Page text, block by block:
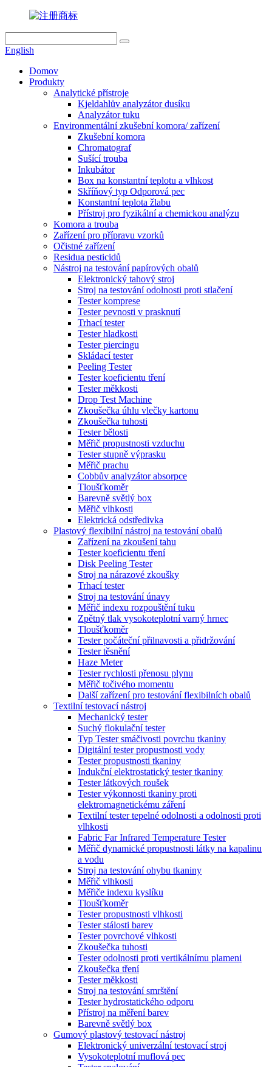
English
Domov
Produkty
Analytické přístroje
Kjeldahlův analyzátor dusíku
Analyzátor tuku
Environmentální zkušební komora/ zařízení
Zkušební komora
Chromatograf
Sušící trouba
Inkubátor
Box na konstantní teplotu a vlhkost
Skříňový typ Odporová pec
Konstantní teplota žlabu
Přístroj pro fyzikální a chemickou analýzu
Komora a trouba
Zařízení pro přípravu vzorků
Očistné zařízení
Residua pesticidů
Nástroj na testování papírových obalů
Elektronický tahový stroj
Stroj na testování odolnosti proti stlačení
Tester komprese
Tester pevnosti v prasknutí
Trhací tester
Tester hladkosti
Tester piercingu
Skládací tester
Peeling Tester
Tester koeficientu tření
Tester měkkosti
Drop Test Machine
Zkoušečka úhlu vlečky kartonu
Zkoušečka tuhosti
Tester bělosti
Měřič propustnosti vzduchu
Tester stupně výprasku
Měřič prachu
Cobbův analyzátor absorpce
Tloušťkoměr
Barevně světlý box
Měřič vlhkosti
Elektrická odstředivka
Plastový flexibilní nástroj na testování obalů
Zařízení na zkoušení tahu
Tester koeficientu tření
Disk Peeling Tester
Stroj na nárazové zkoušky
Trhací tester
Stroj na testování únavy
Měřič indexu rozpouštění tuku
Zpětný tlak vysokoteplotní varný hrnec
Tloušťkoměr
Tester počáteční přilnavosti a přidržování
Tester těsnění
Haze Meter
Tester rychlosti přenosu plynu
Měřič točivého momentu
Další zařízení pro testování flexibilních obalů
Textilní testovací nástroj
Mechanický tester
Suchý flokulační tester
Typ Tester smáčivosti povrchu tkaniny
Digitální tester propustnosti vody
Tester propustnosti tkaniny
Indukční elektrostatický tester tkaniny
Tester látkových roušek
Tester výkonnosti tkaniny proti
elektromagnetickému záření
Textilní tester tepelné odolnosti a odolnosti proti
vlhkosti
Fabric Far Infrared Temperature Tester
Měřič dynamické propustnosti látky na kapalinu
a vodu
Stroj na testování ohybu tkaniny
Měřič vlhkosti
Měřiče indexu kyslíku
Tloušťkoměr
Tester propustnosti vlhkosti
Tester stálosti barev
Tester povrchové vlhkosti
Zkoušečka tuhosti
Tester odolnosti proti vertikálnímu plameni
Zkoušečka tření
Tester měkkosti
Stroj na testování smrštění
Tester hydrostatického odporu
Přístroj na měření barev
Barevně světlý box
Gumový plastový testovací nástroj
Elektronický univerzální testovací stroj
Vysokoteplotní muflová pec